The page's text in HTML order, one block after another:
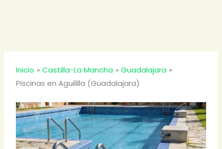
Inicio Castilla-La Mancha
Guadalajara
Piscinas en Aguililla (Guadalajara)